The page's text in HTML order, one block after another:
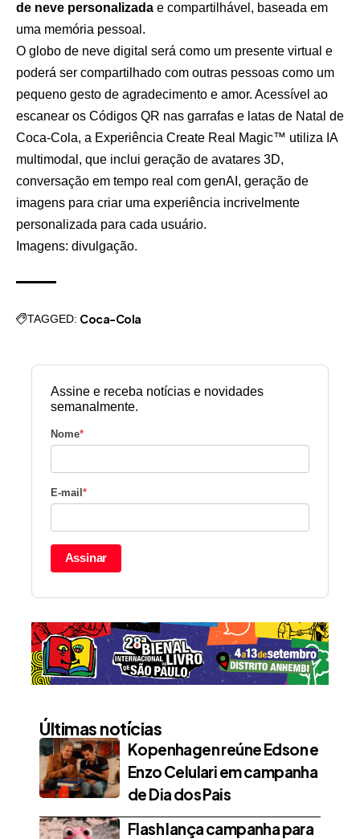
de neve personalizada e compartilhável, baseada em
uma memória pessoal.
O globo de neve digital será como um presente virtual e
poderá ser compartilhado com outras pessoas como um
pequeno gesto de agradecimento e amor. Acessível ao
escanear os Códigos QR nas garrafas e latas de Natal de
Coca-Cola, a Experiência Create Real Magic™ utiliza IA
multimodal, que inclui geração de avatares 3D,
conversação em tempo real com genAI, geração de
imagens para criar uma experiência incrivelmente
personalizada para cada usuário.
Imagens: divulgação.
TAGGED: Coca-Cola
Assine e receba notícias e novidades
semanalmente.
Nome*
E-mail *
Assinar
Últimas notícias
Kopenhagen reúne Edson e
Enzo Celulari em campanha
de Dia dos Pais
Flash lança campanha para